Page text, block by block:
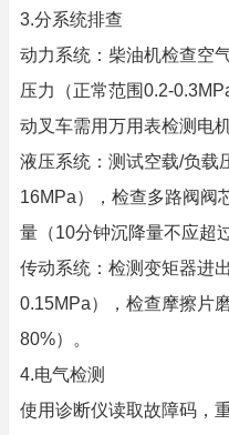
3.分系统排查
动力系统：柴油机检查空
压力（正常范围0.2-
动叉车需用万用表检测电
液压系统：测试空载/负载
16MPa），检查多路阀阀
量（10分钟沉降量不应超
传动系统：检测变矩器进
0.15MPa），检查摩擦片
80%）。
4.电气检测
使用诊断仪读取故障码，